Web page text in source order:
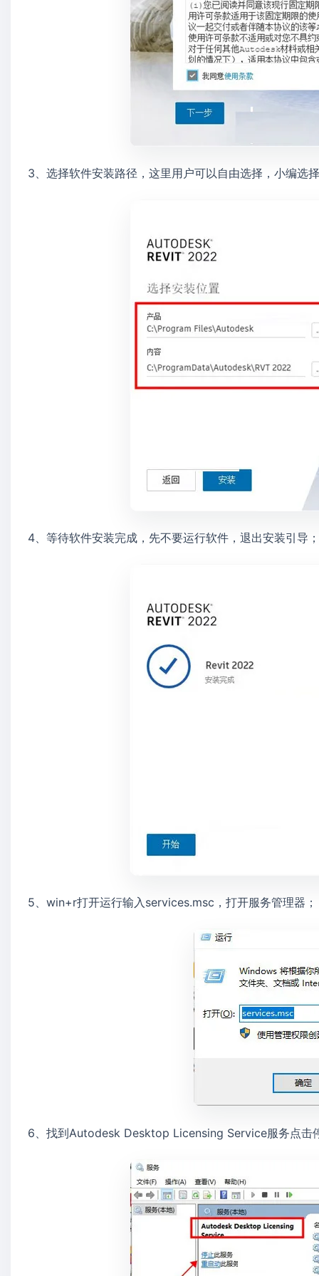
3、选择软件安装路径，这里用户可以自由选择，小编选
4、等待软件安装完成，先不要运行软件，退出安装引导；
5、win+r打开运行输入services.msc，打开服务管理器；
6、找到Autodesk Desktop Licensing Service服务点击